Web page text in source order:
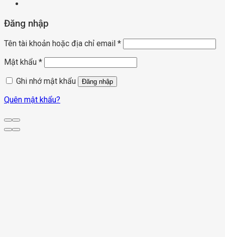
Đăng nhập
Tên tài khoản hoặc địa chỉ email *
Mật khẩu *
Ghi nhớ mật khẩu
Đăng nhập
Quên mật khẩu?